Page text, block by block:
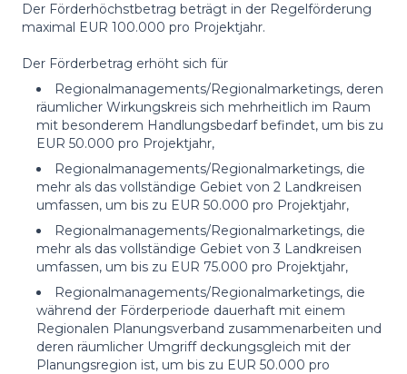
Der Förderhöchstbetrag beträgt in der Regelförderung
maximal EUR 100.000 pro Projektjahr.
Der Förderbetrag erhöht sich für
Regionalmanagements/Regionalmarketings, deren
räumlicher Wirkungskreis sich mehrheitlich im Raum
mit besonderem Handlungsbedarf befindet, um bis zu
EUR 50.000 pro Projektjahr,
Regionalmanagements/Regionalmarketings, die
mehr als das vollständige Gebiet von 2 Landkreisen
umfassen, um bis zu EUR 50.000 pro Projektjahr,
Regionalmanagements/Regionalmarketings, die
mehr als das vollständige Gebiet von 3 Landkreisen
umfassen, um bis zu EUR 75.000 pro Projektjahr,
Regionalmanagements/Regionalmarketings, die
während der Förderperiode dauerhaft mit einem
Regionalen Planungsverband zusammenarbeiten und
deren räumlicher Umgriff deckungsgleich mit der
Planungsregion ist, um bis zu EUR 50.000 pro